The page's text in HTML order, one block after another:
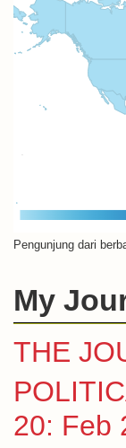
Pengunjung dari
My
THE
20: Feb